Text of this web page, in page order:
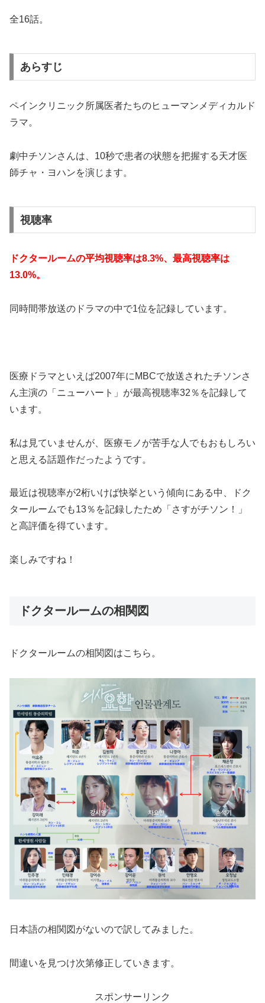
全16話。
あらすじ
ペインクリニック所属医者たちのヒューマンメディカルド
ラマ。
劇中チソンさんは、10秒で患者の状態を把握する天才医
師チャ・ヨハンを演じます。
視聴率
ドクタールームの平均視聴率は8.3%、 最高視聴率は
13.0%。
同時間帯放送のドラマの中で1位を記録しています。
医療ドラマといえば2007年にMBCで放送されたチソンさ
ん主演の「ニューハート」が最高視聴率32％を記録して
います。
私は見ていませんが、医療モノが苦手な人でもおもしろい
と思える話題作だったようです。
最近は視聴率が2桁いけば快挙という傾向にある中、ドク
タールームでも13％を記録したため「さすがチソン！」
と高評価を得ています。
楽しみですね！
ドクタールームの相関図
ドクタールームの相関図はこちら。
日本語の相関図がないので訳してみました。
間違いを見つけ次第修正していきます。
スポンサーリンク